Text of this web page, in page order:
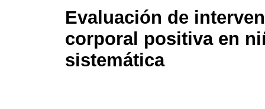
Evaluación de
corporal positiva en
sistemática